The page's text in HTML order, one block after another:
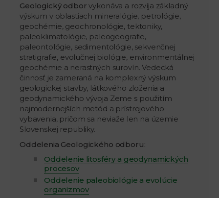
Geologický odbor vykonáva a rozvíja základný
výskum v oblastiach mineralógie, petrológie,
geochémie, geochronológie, tektoniky,
paleoklimatológie, paleogeografie,
paleontológie, sedimentológie, sekvenčnej
stratigrafie, evolučnej biológie, environmentálnej
geochémie a nerastných surovín. Vedecká
činnosť je zameraná na komplexný výskum
geologickej stavby, látkového zloženia a
geodynamického vývoja Zeme s použitím
najmodernejších metód a prístrojového
vybavenia, pričom sa neviaže len na územie
Slovenskej republiky.
Oddelenia Geologického odboru:
Oddelenie litosféry a geodynamických
procesov
Oddelenie paleobiológie a evolúcie
organizmov